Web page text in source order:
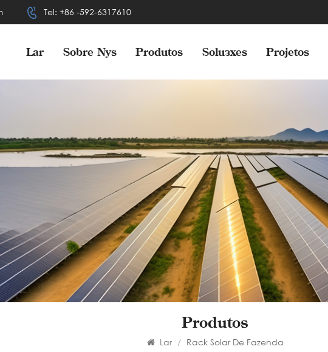
Tel: +86 -592-6317610
Lar Sobre Nós Produtos Soluções Projetos
Produtos
Lar / Rack Solar De Fazenda